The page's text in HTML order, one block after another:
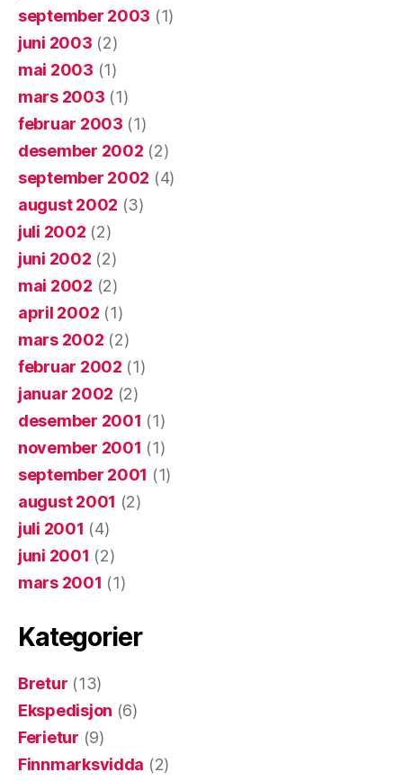
september 2003 (1)
juni 2003 (2)
mai 2003 (1)
mars 2003 (1)
februar 2003 (1)
desember 2002 (2)
september 2002 (4)
august 2002 (3)
juli 2002 (2)
juni 2002 (2)
mai 2002 (2)
april 2002 (1)
mars 2002 (2)
februar 2002 (1)
januar 2002 (2)
desember 2001 (1)
november 2001 (1)
september 2001 (1)
august 2001 (2)
juli 2001 (4)
juni 2001 (2)
mars 2001 (1)
Kategorier
Bretur (13)
Ekspedisjon (6)
Ferietur (9)
Finnmarksvidda (2)